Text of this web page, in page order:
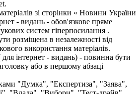
зі сторінки « Новини України
- видань - обов'язкове пряме
систем гіперпосилання .
розміщена в незалежності від
використання матеріалів.
інтернет - видань) - повинна бути
або в першому абзаці
"Думка", "Експертиза", "Заява",